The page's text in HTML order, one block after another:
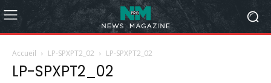
Accueil LP-SPXPT2_02 LP-SPXPT2_02
LP-SPXPT2_02